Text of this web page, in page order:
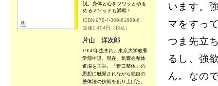
説。身体と心をフワッとゆる
めるメソッドも満載！
ISBN:978-4-309-61689-6
定価1,404円（税込）
片山 洋次郎
1950年生まれ。東京大学教養
学部中退。現在、気響会整体
道場を主宰。「野口整体」の
思想に触発されながら独自の
整体法の技術を創り上げた。
います。
マをすっ
つま先立
るし、強
ん。なの